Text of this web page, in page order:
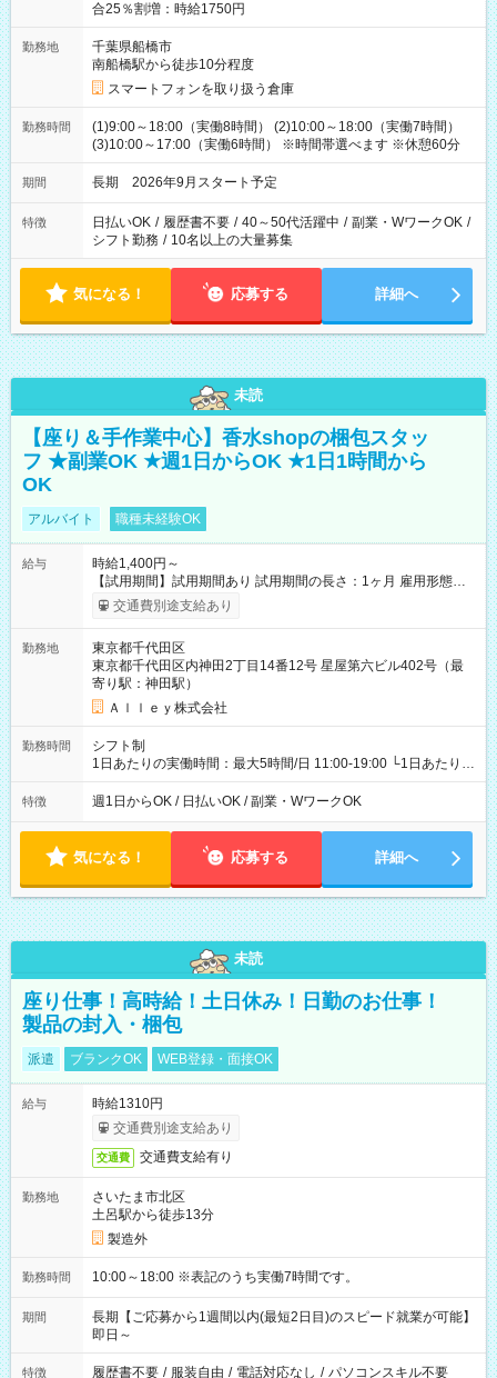
合25％割増：時給1750円
勤務地
千葉県船橋市
南船橋駅から徒歩10分程度
スマートフォンを取り扱う倉庫
勤務時間
(1)9:00～18:00（実働8時間） (2)10:00～18:00（実働7時間）
(3)10:00～17:00（実働6時間） ※時間帯選べます ※休憩60分
期間 長期 2026年9月スタート予定
特徴 日払いOK / 履歴書不要 / 40～50代活躍中 / 副業・WワークOK /
シフト勤務 / 10名以上の大量募集
気になる！ 応募する 詳細へ
未読
【座り＆手作業中心】香水shopの梱包スタッ
フ ★副業OK ★週1日からOK ★1日1時間から
OK
アルバイト 職種未経験OK
給与
時給1,400円～
【試用期間】試用期間あり 試用期間の長さ：1ヶ月 雇用形態、
給与は本採用時と同じです。
交通費別途支給あり
勤務地
東京都千代田区
東京都千代田区内神田2丁目14番12号 星屋第六ビル402号（最
寄り駅：神田駅）
Ａｌｌｅｙ株式会社
勤務時間
シフト制
1日あたりの実働時間：最大5時間/日 11:00-19:00 └1日あたりの
実働時間：1-5時間 └上記の時間帯内であれば、いつでも勤務可
能！ └平日・土曜日の中で、お好きな曜日でご勤務いただけま
18:00 などのように、自由な働き方が可能なお仕事です！
特徴 週1日からOK / 日払いOK / 副業・WワークOK
気になる！ 応募する 詳細へ
未読
座り仕事！高時給！土日休み！日勤のお仕事！
製品の封入・梱包
派遣 ブランクOK WEB登録・面接OK
給与
時給1310円
交通費別途支給あり
交通費 交通費支給有り
勤務地
さいたま市北区
土呂駅から徒歩13分
製造外
勤務時間 10:00～18:00 ※表記のうち実働7時間です。
期間
長期【ご応募から1週間以内(最短2日目)のスピード就業が可能】
即日～
特徴 履歴書不要 / 服装自由 / 電話対応なし / パソコンスキル不要